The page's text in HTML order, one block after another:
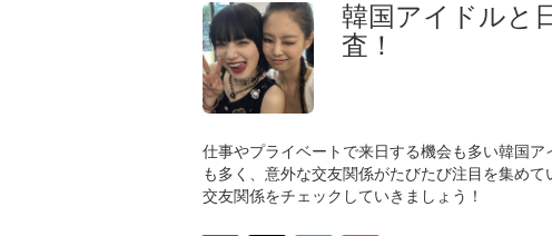
韓国アイドルと
査！
仕事やプライベートで来日する機会も多い韓国
も多く、意外な交友関係がたびたび注目を集め
交友関係をチェックしていきましょう！